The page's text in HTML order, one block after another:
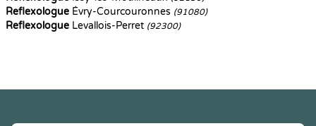
Reflexologue Évry-Courcouronnes (91080)
Reflexologue Levallois-Perret (92300)